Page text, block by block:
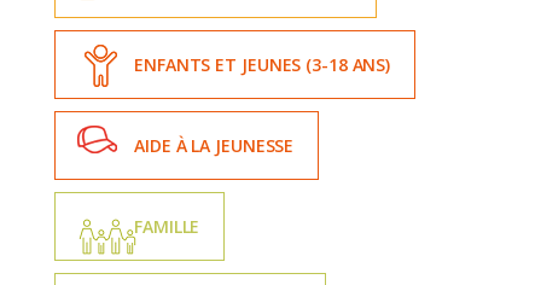
ENFANTS ET JEUNES (3-18 ANS)
AIDE À LA JEUNESSE
FAMILLE